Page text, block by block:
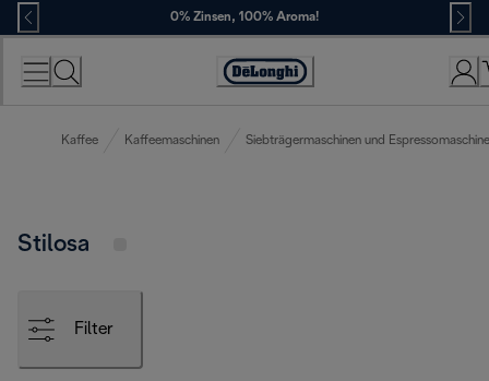
Skip
to
Content
0% Zinsen, 100% Aroma!
Erklärung
Zugänglichkeit
Kaffee Kaffeemaschinen Siebträgermaschinen und
Stilosa
Filter